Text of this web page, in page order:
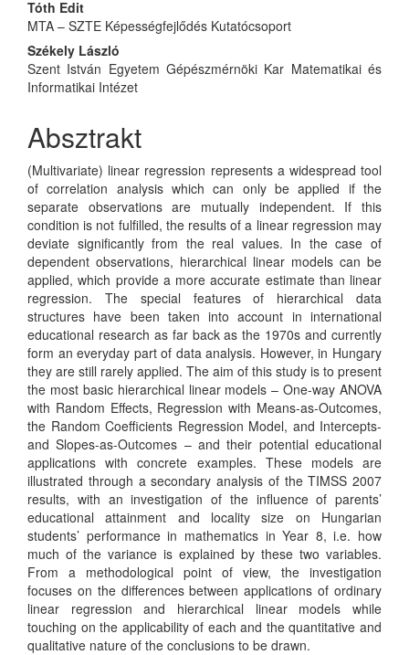
Main
Article
Content
Tóth Edit
MTA – SZTE Képességfejlődés Kutatócsoport
Székely László
Szent István Egyetem Gépészmérnöki Kar Matematikai és
Informatikai Intézet
Absztrakt
(Multivariate) linear regression represents a widespread tool
of correlation analysis which can only be applied if the
separate observations are mutually independent. If this
condition is not fulfilled, the results of a linear regression may
deviate significantly from the real values. In the case of
dependent observations, hierarchical linear models can be
applied, which provide a more accurate estimate than linear
regression. The special features of hierarchical data
structures have been taken into account in international
educational research as far back as the 1970s and currently
form an everyday part of data analysis. However, in Hungary
they are still rarely applied. The aim of this study is to present
the most basic hierarchical linear models – One-way ANOVA
with Random Effects, Regression with Means-as-Outcomes,
the Random Coefficients Regression Model, and Intercepts-
and Slopes-as-Outcomes – and their potential educational
applications with concrete examples. These models are
illustrated through a secondary analysis of the TIMSS 2007
results, with an investigation of the influence of parents’
educational attainment and locality size on Hungarian
students’ performance in mathematics in Year 8, i.e. how
much of the variance is explained by these two variables.
From a methodological point of view, the investigation
focuses on the differences between applications of ordinary
linear regression and hierarchical linear models while
touching on the applicability of each and the quantitative and
qualitative nature of the conclusions to be drawn.